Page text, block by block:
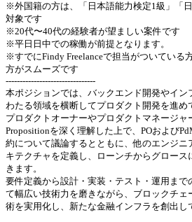
※外国籍の方は、「日本語能力検定1級」「
対象です
※20代〜40代の経験者が望ましい案件です
※平日日中での稼働が前提となります。
※すでにFindy Freelanceで担当がついている
方がスムーズです
--------------------------------
本ポジションでは、バックエンド開発やイン
わたる領域を横断してプロダクト開発を進め
プロダクトオーナーやプロダクトマネージャ
Propositionを深く理解した上で、POおよび
約について議論するとともに、他のエンジニ
キテクチャを定義し、ローンチからグロー
きます。
要件定義から設計・実装・テスト・運用まで
て幅広い技術力を磨きながら、ブロックチ
術を実用化し、新たな金融インフラを創出し